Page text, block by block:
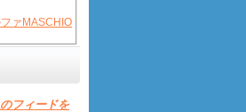
フィードを